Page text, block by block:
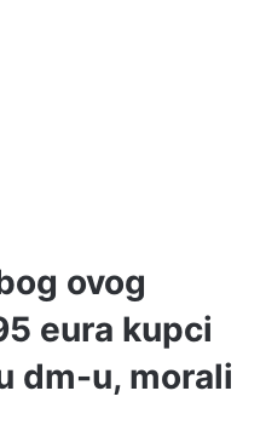
ovog
eura kupci
dm-u, morali